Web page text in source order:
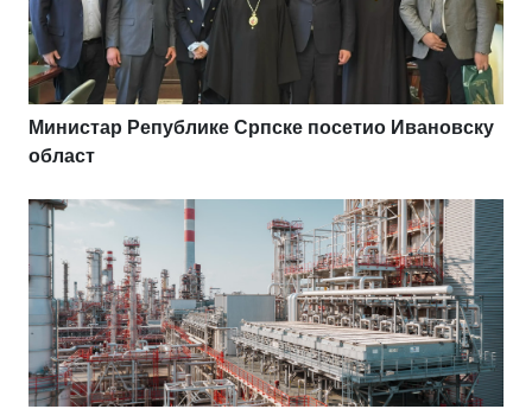
Министар Републике Српске посетио Ивановску
област